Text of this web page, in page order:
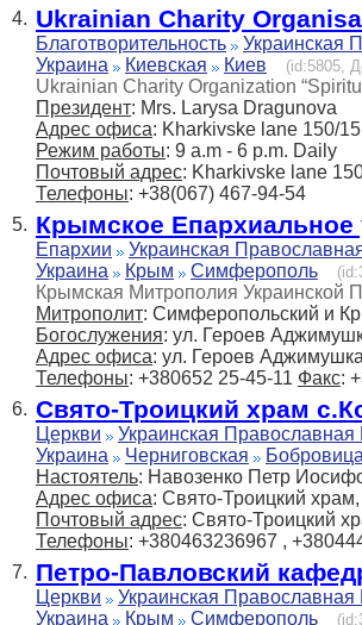
4. Ukrainian Charity
Благотворительность
Украинская
Украина
Киевская Киев (id:5805,
Ukrainian Charity Organization
Президент: Mrs. Larysa Dragunova
Адрес офиса: Kharkivske lane 150/
Режим работы: 9 a.m - 6 p.m. Daily
Почтовый адрес: Kharkivske lane
Телефоны: +38(067) 467-94-54
5. Крымское
Епархии
Украинская
Украина
Крым Симферополь
Крымская Митрополия Украинской
Митрополит: Симферопольский и
Богослужения: ул. Героев
Адрес офиса: ул. Героев
Телефоны: +380652 25-45-11 Факс:
6. Свято-Троицкий храм
Церкви
Украинская Православная
Украина
Черниговская Бобровица
Настоятель: Навозенко Петр
Адрес офиса: Свято-Троицкий
Почтовый адрес: Свято-Троицкий
Телефоны: +380463236967 ,
7. Петро-Павловский
Церкви
Украинская Православная
Украина
Крым Симферополь